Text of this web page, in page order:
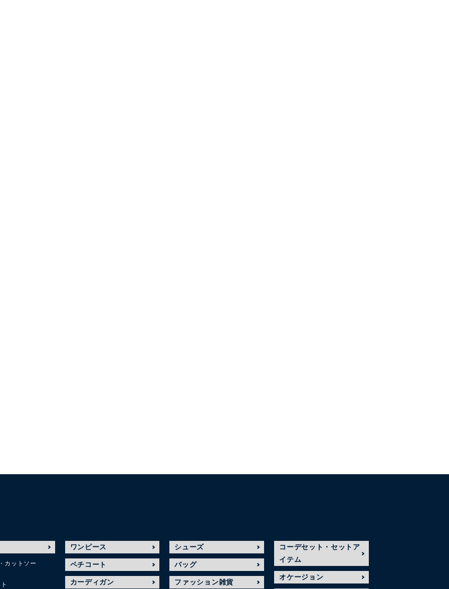
カットソー
ワンピース
ペチコート
カーディガン
シューズ
バッグ
ファッション雑貨
コーデセット・セットア
イテム
オケージョン